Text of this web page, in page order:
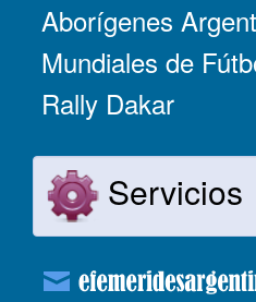
Aborígenes
Mundiales de
Rally Dakar
Servicios